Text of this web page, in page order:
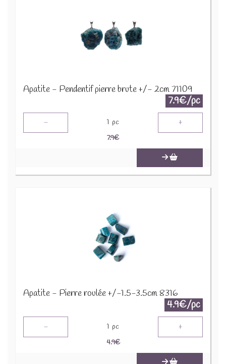
Apatite - Pendentif pierre brute +/- 2cm 71109
7.9€/pc
- 1 pc +
7.9€
Apatite - Pierre roulée +/-1.5-3.5cm 8316
4.9€/pc
- 1 pc +
4.9€